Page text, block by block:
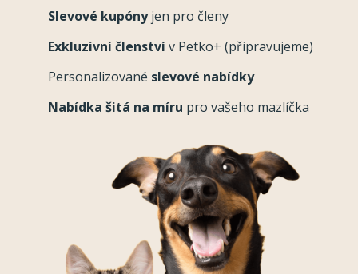
Slevové kupónyjen pro členy
Exkluzivní členstvív Petko+ (připravujeme)
Personalizované slevové nabídky
Nabídka šitá na míru pro vašeho mazlíčka